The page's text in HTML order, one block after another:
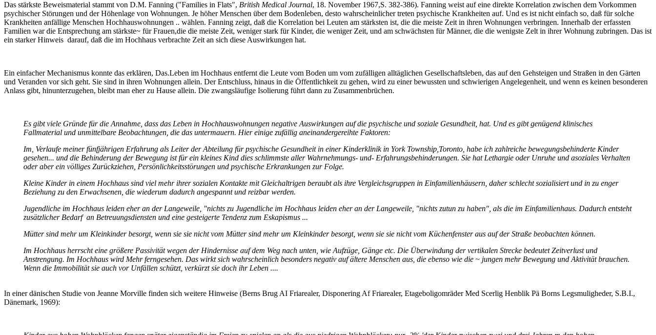
Das stärkste Beweismaterial stammt von D.M. Fanning ("Families in Flats", British Medical Journal, 18. November 1967,S. 382-386). Fanning weist auf eine direkte Korrelation zwischen dem Vorkommen
psychischer Störungen und der Höhenlage von Wohnungen. Je höher Menschen über dem Bodenleben, desto wahrscheinlicher treten psychische Krankheiten auf. Und es ist nicht einfach so, daß für solche
Krankheiten anfällige Menschen Hochhauswohnungen .. wählen. Fanning zeigt, daß die Korrelation bei Leuten am stärksten ist, die die meiste Zeit in ihren Wohnungen verbringen. Innerhalb der erfassten
Familien war die Entsprechung am stärkste~ für Frauen,die die meiste Zeit, weniger stark für Kinder, die weniger Zeit, und am schwächsten für Männer, die die wenigste Zelt in ihrer Wohnung zubringen. Das ist
ein starker Hinweis darauf, daß die im Hochhaus verbrachte Zeit an sich diese Auswirkungen hat.
Ein einfacher Mechanismus konnte das erklären, Das.Leben im Hochhaus entfernt die Leute vom Boden um vom zufälligen alltäglichen Gesellschaftsleben, das auf den Gehsteigen und Straßen in den Gärten
und Veranden vor sich geht. Sie sind in ihren Wohnungen allein. Der Entschluss, hinaus in die Öffentlichkeit zu gehen, wird zu einer bewussten und schwierigen Angelegenheit, und wenn es keinen besonderen
Anlass gibt, hinunterzugehen, bleibt man eher zu Hause allein. Die zwangsläufige Isolierung führt dann zu Zusammenbrüchen.
Es gibt viele Gründe für die Annahme, dass das Leben in Hochhauswohnungen negative Auswirkungen auf die psychische und soziale Gesundheit, hat. Und es gibt genügend klinisches
Fallmaterial und unmittelbare Beobachtungen, die das untermauern. Hier einige zufällig aneinandergereihte Faktoren:
Im, Verlaufe meiner fünfjährigen Erfahrung als Leiter der Abteilung für psychische Gesundheit in einer Kinderklinik in York Township,Toronto, habe ich zahlreiche bewegungsbehinderte Kinder
gesehen... und die Behinderung der Bewegung ist für ein kleines Kind dies schlimmste aller Wahrnehmungs- und- Erfahrungsbehinderungen. Sie hat Lethargie oder Unruhe und asoziales Verhalten
oder aber ein völliges Zurückziehen, Persönlichkeitsstörungen und psychische Erkrankungen zur Folge.
Kleine Kinder in einem Hochhaus sind viel mehr ihrer sozialen Kontakte mit Gleichaltrigen beraubt als ihre Vergleichsgruppen in Einfamilienhäusern, daher schlecht sozialisiert und in zu enger
Beziehung zu den Erwachsenen, die wiederum dadurch angespannt und reizbar werden.
Jugendliche im Hochhaus leiden eher an der Langeweile, "nichts zu Jugendliche im Hochhaus leiden eher an der Langeweile, "nichts zutun zu haben", als die im Einfamilienhaus. Dadurch entsteht
zusätzlicher Bedarf an Betreuungsdiensten und eine gesteigerte Tendenz zum Eskapismus ...
Mütter sind mehr um Kleinkinder besorgt, wenn sie sie nicht vom Mütter sind mehr um Kleinkinder besorgt, wenn sie sie nicht vom Küchenfenster aus auf der Straße beobachten können.
Im Hochhaus herrscht eine größere Passivität wegen der Hindernisse auf dem Weg nach unten, wie Aufzüge, Gänge etc. Die Überwindung der vertikalen Strecke bedeutet Zeitverlust und
Anstrengung. Im Hochhaus wird Mehr ferngesehen. Das wirkt sich wahrscheinlich besonders negativ auf ältere Menschen aus, die ebenso wie die ~ jungen mehr Bewegung und Aktivität brauchen.
Wenn die Immobilität sie auch vor Unfällen schützt, verkürzt sie doch ihr Leben ....
In einer dänischen Studie von Jeanne Morville finden sich weitere Hinweise (Berns Brug AI Friarealer, Disponering Af Friarealer, Etageboligomräder Med Scerlig Henblik Pä Borns Legsmuligheder, S.B.I.,
Dänemark, 1969):